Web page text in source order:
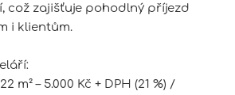
což zajišťuje pohodlný příjezd
i klientům.
m² – 5.000 Kč + DPH (21 %) /